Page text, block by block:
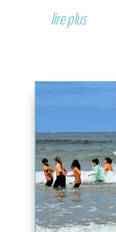
lire plus